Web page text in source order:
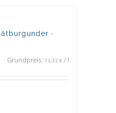
·
Grundpreis: 13,33 €/ l